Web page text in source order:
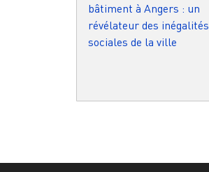
bâtiment à Angers : un
révélateur des inégalités
sociales de la ville